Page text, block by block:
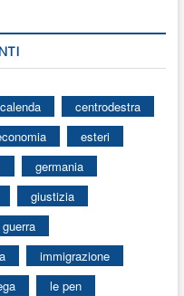
calenda
centrodestra
esteri
germania
giustizia
guerra
immigrazione
le pen